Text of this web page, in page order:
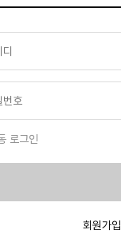
로그인
회원가입